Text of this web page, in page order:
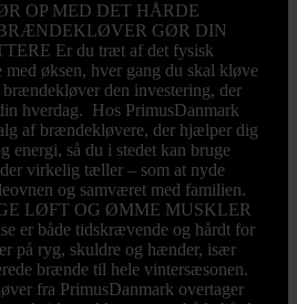
OP MED DET HÅRDE
GØR DIN
Er du træt af det fysisk
med øksen, hver gang du skal kløve
den investering, der
hverdag. Hos PrimusDanmark
af brændekløvere, der hjælper dig
energi, så du i stedet kan bruge
virkelig tæller – som at nyde
og samværet med familien.
LØFT OG ØMME MUSKLER
er både tidskrævende og hårdt for
på ryg, skuldre og hænder, især
brænde til hele vintersæsonen.
fra PrimusDanmark overtager